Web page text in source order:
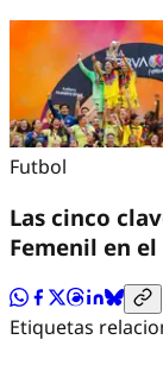
Futbol
Las cinco
Femenil en el
Etiquetas